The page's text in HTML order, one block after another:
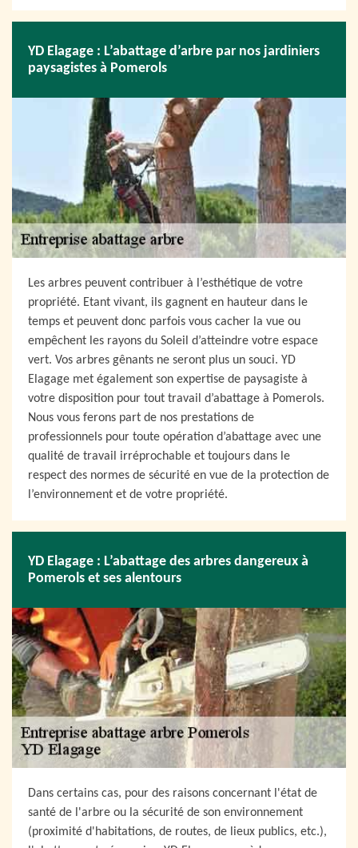
YD Elagage : L’abattage d’arbre par nos jardiniers
paysagistes à Pomerols
Les arbres peuvent contribuer à l’esthétique de votre
propriété. Etant vivant, ils gagnent en hauteur dans le
temps et peuvent donc parfois vous cacher la vue ou
empêchent les rayons du Soleil d’atteindre votre espace
vert. Vos arbres gênants ne seront plus un souci. YD
Elagage met également son expertise de paysagiste à
votre disposition pour tout travail d’abattage à Pomerols.
Nous vous ferons part de nos prestations de
professionnels pour toute opération d’abattage avec une
qualité de travail irréprochable et toujours dans le
respect des normes de sécurité en vue de la protection de
l’environnement et de votre propriété.
YD Elagage : L’abattage des arbres dangereux à
Pomerols et ses alentours
Dans certains cas, pour des raisons concernant l'état de
santé de l'arbre ou la sécurité de son environnement
(proximité d'habitations, de routes, de lieux publics, etc.),